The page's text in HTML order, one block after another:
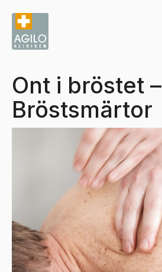
Ont i bröstet –
Bröstsmärtor